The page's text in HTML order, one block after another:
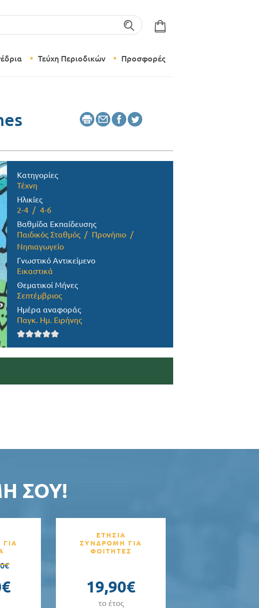
Τεύχη Περιοδικών
Δημιουργικό Εργαστήρι
Προσφορές
Κατηγορίες
Τέχνη
Ηλικίες
2-4
4-6
Βαθμίδα Εκπαίδευσης
Παιδικός Σταθμός
Προνήπιο
Νηπιαγωγείο
Γνωστικό Αντικείμενο
Εικαστικά
Θεματικοί Μήνες
Σεπτέμβριος
Ημέρα αναφοράς
Παγκ. Ημ. Ειρήνης
ΣΟΥ!
ΕΤΗΣΙΑ
ΣΥΝΔΡΟΜΗ ΓΙΑ
ΦΟΙΤΗΤΕΣ
19,90€
το έτος